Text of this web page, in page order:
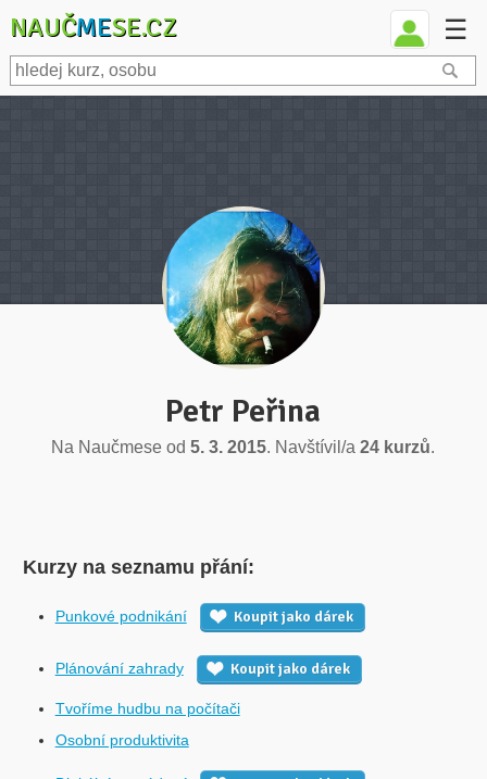
NAUČMESE.CZ ☰
Petr Peřina
Na Naučmese od5. 3. 2015. Navštívil/a24 kurzů.
Kurzy na seznamu přání:
Punkové podnikání Koupit jako dárek
Plánování zahrady Koupit jako dárek
Tvoříme hudbu na počítači
Osobní produktivita